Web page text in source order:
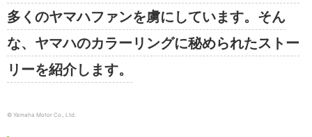
多くのヤマハファンを虜にしています。そん
な、ヤマハのカラーリングに秘められたストー
リーを紹介します。
© Yamaha Motor Co., Ltd.